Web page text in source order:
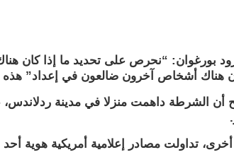
بورغوان: “نحرص على تحديد ما إذا كان
هناك أشخاص آخرون ضالعون في إعداد” هذه
تداولت مصادر إعلامية أمريكية هوية